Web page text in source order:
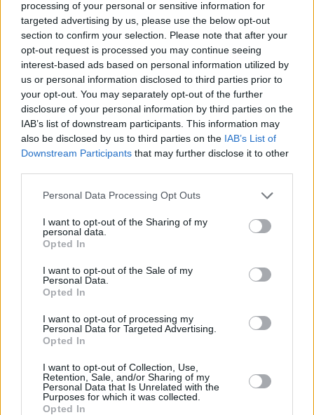
processing of your personal or sensitive information for
targeted advertising by us, please use the below opt-out
section to confirm your selection. Please note that after your
opt-out request is processed you may continue seeing
interest-based ads based on personal information utilized by
us or personal information disclosed to third parties prior to
your opt-out. You may separately opt-out of the further
disclosure of your personal information by third parties on the
IAB’s list of downstream participants. This information may
also be disclosed by us to third parties on the IAB’s List of
Downstream Participants that may further disclose it to other
Please note that this website/app uses one or more Google
not limited to your visit or usage behaviour. You may click to
grant or deny consent to Google and its third-party tags to
use your data for below specified purposes in below Google
consent section.
Personal Data Processing Opt Outs
I want to opt-out of the Sharing of my
personal data.
Opted In
I want to opt-out of the Sale of my
Personal Data.
Opted In
I want to opt-out of processing my
Personal Data for Targeted Advertising.
Opted In
I want to opt-out of Collection, Use,
Retention, Sale, and/or Sharing of my
Personal Data that Is Unrelated with the
Purposes for which it was collected.
Opted In
παράταση,...
BCL: Χωρίς κόσμο το
“Μπανταλόνα-Χολόν” λόγω
διαδηλώσεων για Ισραήλ
17/NOV/25 19:03
Η διοίκηση της Χοβεντούτ Μπανταλόνα ανακοίνωσε ότι για
λόγους ασφαλείας, που σχετίζονται με διαδηλώσεις στην
Καταλονία για το Ισραήλ,...
“Αποβάλετε τις ομάδες του
Ισραήλ”: Αίτημα της Τράπανι σε
FIBA & BCL
29/SEP/25 12:14
Αίτημα της ιταλικής Τράπανι στη FIBA για την αποβολή των
08/MAR/25 22:53
Ιτούδη πήρε εντός έδρας νίκη επί της
Χάποελ Χολόν (84-68) και συνεχίζει
να...